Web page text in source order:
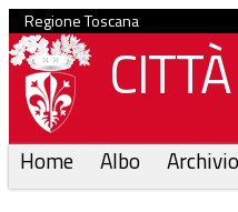
Regione Toscana
Home Albo